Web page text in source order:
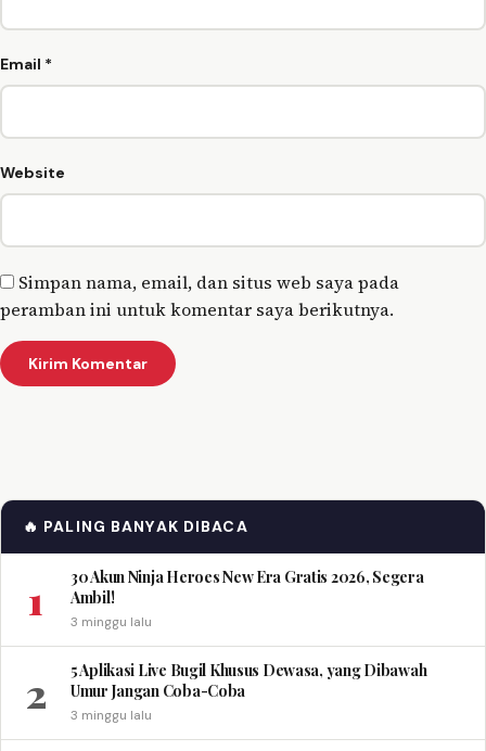
Email *
Website
Simpan nama, email, dan situs web saya pada
peramban ini untuk komentar saya berikutnya.
🔥 PALING BANYAK DIBACA
1
30 Akun Ninja Heroes New Era Gratis 2026, Segera
Ambil!
3 minggu lalu
2
5 Aplikasi Live Bugil Khusus Dewasa, yang Dibawah
Umur Jangan Coba-Coba
3 minggu lalu